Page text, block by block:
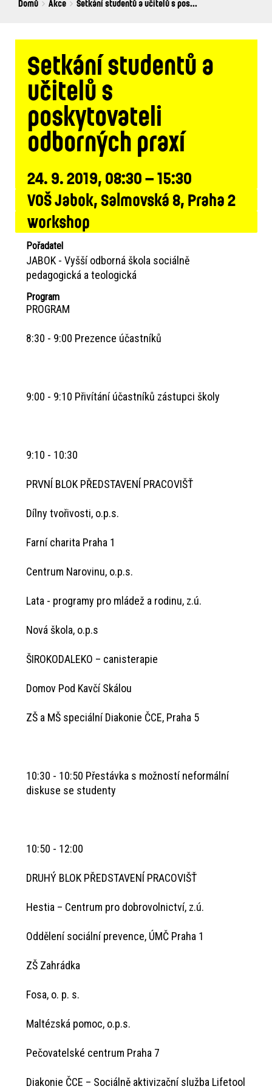
Breadcrumbs
You
Domů Akce Setkání studentů a učitelů s pos...
Setkání studentů a
učitelů s
poskytovateli
odborných praxí
24. 9. 2019, 08:30 – 15:30
VOŠ Jabok, Salmovská 8, Praha 2
workshop
Pořadatel
JABOK - Vyšší odborná škola sociálně
pedagogická a teologická
Program
PROGRAM
8:30 - 9:00 Prezence účastníků
9:00 - 9:10 Přivítání účastníků zástupci školy
9:10 - 10:30
PRVNÍ BLOK PŘEDSTAVENÍ PRACOVIŠŤ
Dílny tvořivosti, o.p.s.
Farní charita Praha 1
Centrum Narovinu, o.p.s.
Lata - programy pro mládež a rodinu, z.ú.
Nová škola, o.p.s
ŠIROKODALEKO – canisterapie
Domov Pod Kavčí Skálou
ZŠ a MŠ speciální Diakonie ČCE, Praha 5
10:30 - 10:50 Přestávka s možností neformální
diskuse se studenty
10:50 - 12:00
DRUHÝ BLOK PŘEDSTAVENÍ PRACOVIŠŤ
Hestia – Centrum pro dobrovolnictví, z.ú.
Oddělení sociální prevence, ÚMČ Praha 1
ZŠ Zahrádka
Fosa, o. p. s.
Maltézská pomoc, o.p.s.
Pečovatelské centrum Praha 7
Diakonie ČCE – Sociálně aktivizační služba Lifetool